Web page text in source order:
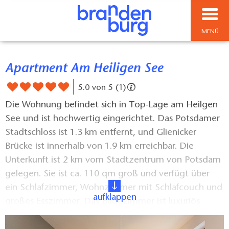
MENÜ
Apartment Am Heiligen See
5.0 von 5 (1)
Die Wohnung befindet sich in Top-Lage am Heilgen
See und ist hochwertig eingerichtet. Das Potsdamer
Stadtschloss ist 1.3 km entfernt, und Glienicker
Brücke ist innerhalb von 1.9 km erreichbar. Die
Unterkunft ist 2 km vom Stadtzentrum von Potsdam
gelegen. Sie ist ca. 110 qm groß und verfügt über
ein Schlafzimmer, Wohnzimmer mit Schlafcouch und
großes Esszimmer. Das Badezimmer ist luxuriös
ausgestattet. Kinder sind erwünscht! Fußläufig zu
aufklappen